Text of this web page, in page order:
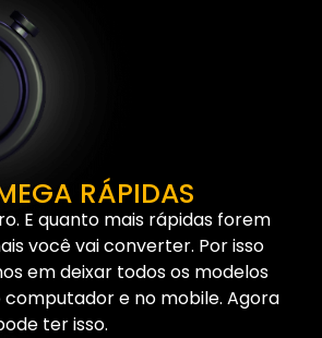
RÁPIDAS
E quanto mais rápidas forem
você vai converter. Por isso
em deixar todos os modelos
e no mobile. Agora
ter isso.